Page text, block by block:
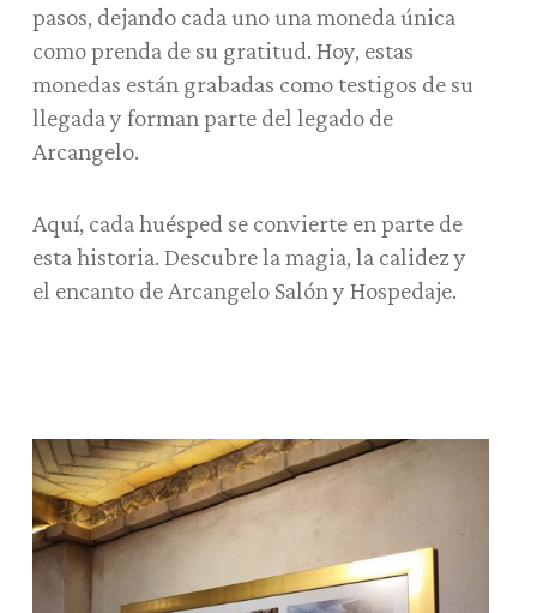
pasos, dejando cada uno una moneda única
como prenda de su gratitud. Hoy, estas
monedas están grabadas como testigos de su
llegada y forman parte del legado de
Arcangelo.
Aquí, cada huésped se convierte en parte de
esta historia. Descubre la magia, la calidez y
el encanto de Arcangelo Salón y Hospedaje.